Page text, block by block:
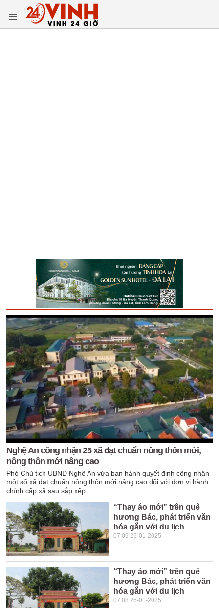
Nghệ An công nhận 25 xã đạt chuẩn nông thôn mới,
nông thôn mới nâng cao
Phó Chủ tịch UBND Nghệ An vừa ban hành quyết định công nhận
một số xã đạt chuẩn nông thôn mới nâng cao đối với đơn vị hành
chính cấp xã sau sắp xếp.
“Thay áo mới” trên quê
hương Bác, phát triển văn
hóa gắn với du lịch
07:09 25-01-2025
“Thay áo mới” trên quê
hương Bác, phát triển văn
hóa gắn với du lịch
07:08 25-01-2025